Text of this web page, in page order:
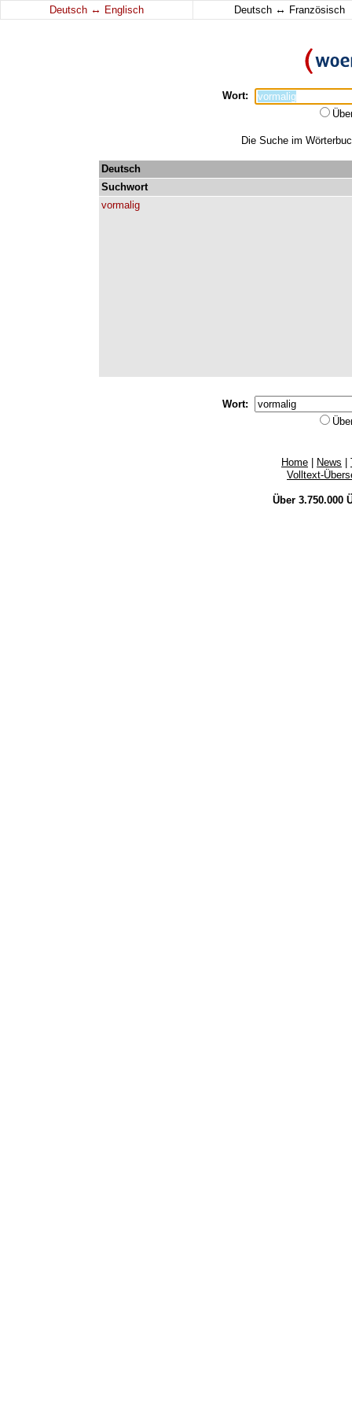
Deutsch ↔ Englisch Deutsch ↔ Französisch
Wort:
Die Suche im
Deutsch
Suchwort
vormalig
Wort:
Home News
Volltext-
Über 3.750.000